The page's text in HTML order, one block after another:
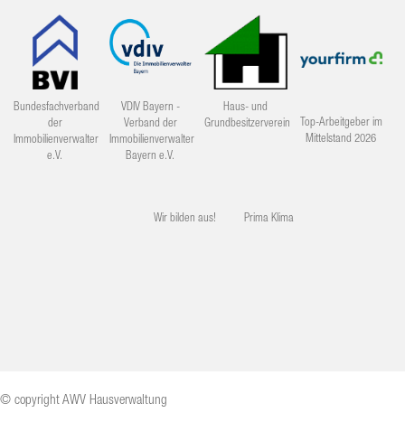
Bundesfachverband
der
Immobilienverwalter
e.V.
VDIV Bayern -
Verband der
Immobilienverwalter
Bayern e.V.
Haus- und
Grundbesitzerverein
Top-Arbeitgeber im
Mittelstand 2026
Wir bilden aus! Prima Klima
© copyright AWV Hausverwaltung